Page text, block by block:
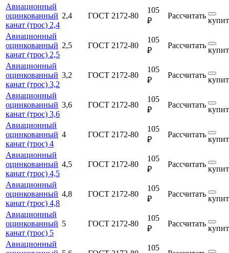
Авиационный
оцинкованный
канат (трос) 2,4
2,4 ГОСТ 2172-80
105
₽
Рассчитать
Авиационный
оцинкованный
канат (трос) 2,5
2,5 ГОСТ 2172-80
105
₽
Рассчитать
Авиационный
оцинкованный
канат (трос) 3,2
3,2 ГОСТ 2172-80
105
₽
Рассчитать
Авиационный
оцинкованный
канат (трос) 3,6
3,6 ГОСТ 2172-80
105
₽
Рассчитать
Авиационный
оцинкованный
канат (трос) 4
4 ГОСТ 2172-80
105
₽
Рассчитать
Авиационный
оцинкованный
канат (трос) 4,5
4,5 ГОСТ 2172-80
105
₽
Рассчитать
Авиационный
оцинкованный
канат (трос) 4,8
4,8 ГОСТ 2172-80
105
₽
Рассчитать
Авиационный
оцинкованный
канат (трос) 5
5 ГОСТ 2172-80
105
₽
Рассчитать
Авиационный
105